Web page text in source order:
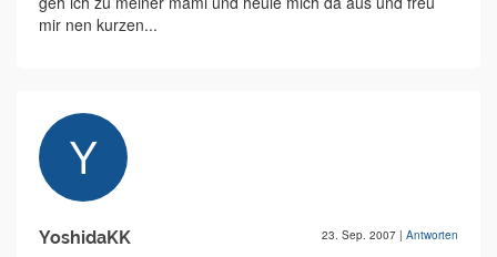
mir nen kurzen...
YoshidaKK 23. Sep. 2007 | Antworten